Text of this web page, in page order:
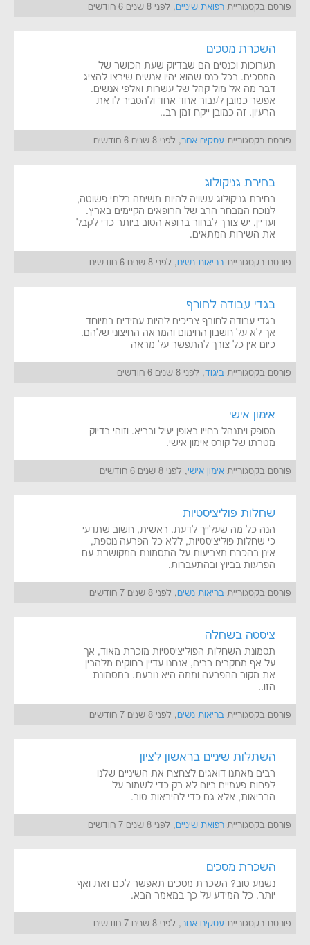
פורסם בקטגוריית רפואת שיניים, לפני 8 שנים 6 חודשים
השכרת מסכים
תערוכות וכנסים הם שבדיוק שעת הכושר של
המסכים. בכל כנס שהוא יהיו אנשים שירצו להציג
דבר מה אל מול קהל של עשרות ואלפי אנשים.
אפשר כמובן לעבור אחד אחד ולהסביר לו את
הרעיון. זה כמובן ייקח זמן רב..
פורסם בקטגוריית עסקים אחר, לפני 8 שנים 6 חודשים
בחירת גניקולוג
בחירת גניקולוג עשויה להיות משימה בלתי פשוטה,
לנוכח המבחר הרב של הרופאים הקיימים בארץ.
ועדיין, יש צורך לבחור ברופא הטוב ביותר כדי לקבל
את השירות המתאים.
פורסם בקטגוריית בריאות נשים, לפני 8 שנים 6 חודשים
בגדי עבודה לחורף
בגדי עבודה לחורף צריכים להיות עמידים במיוחד
אך לא על חשבון החימום והמראה החיצוני שלהם.
כיום אין כל צורך להתפשר על מראה
פורסם בקטגוריית ביגוד, לפני 8 שנים 6 חודשים
אימון אישי
מסופק ויתנהל בחייו באופן יעיל ובריא. וזוהי בדיוק
מטרתו של קורס אימון אישי.
פורסם בקטגוריית אימון אישי, לפני 8 שנים 6 חודשים
שחלות פוליציסטיות
הנה כל מה שעלייך לדעת. ראשית, חשוב שתדעי
כי שחלות פוליציסטיות, ללא כל הפרעה נוספת,
אינן בהכרח מצביעות על התסמונת המקושרת עם
הפרעות בביוץ ובהתעברות.
פורסם בקטגוריית בריאות נשים, לפני 8 שנים 7 חודשים
ציסטה בשחלה
תסמונת השחלות הפוליציסטיות מוכרת מאוד, אך
על אף מחקרים רבים, אנחנו עדיין רחוקים מלהבין
את מקור ההפרעה וממה היא נובעת. בתסמונת
הזו..
פורסם בקטגוריית בריאות נשים, לפני 8 שנים 7 חודשים
השתלות שיניים בראשון לציון
רבים מאתנו דואגים לצחצח את השיניים שלנו
לפחות פעמיים ביום לא רק כדי לשמור על
הבריאות, אלא גם כדי להיראות טוב.
פורסם בקטגוריית רפואת שיניים, לפני 8 שנים 7 חודשים
השכרת מסכים
נשמע טוב? השכרת מסכים תאפשר לכם זאת ואף
יותר. כל המידע על כך במאמר הבא.
פורסם בקטגוריית עסקים אחר, לפני 8 שנים 7 חודשים